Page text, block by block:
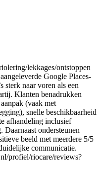
lekkages/ontstoppen
Google Places-
sterk naar voren als een
Klanten benadrukken
(vaak met
snelle beschikbaarheid
afhandeling inclusief
ondersteunen
beeld met meerdere 5/5
communicatie.
profiel/riocare/reviews?